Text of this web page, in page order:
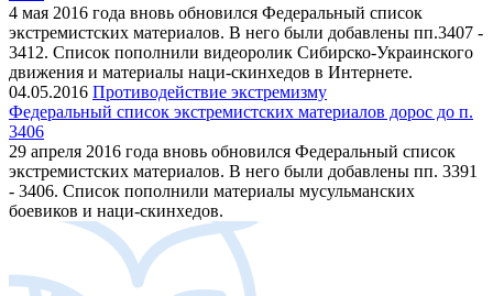
4 мая 2016 года вновь обновился Федеральный список
экстремистских материалов. В него были добавлены пп.3407 -
3412. Список пополнили видеоролик Сибирско-Украинского
движения и материалы наци-скинхедов в Интернете.
04.05.2016 Противодействие экстремизму
Федеральный список экстремистских материалов дорос до п.
3406
29 апреля 2016 года вновь обновился Федеральный список
экстремистских материалов. В него были добавлены пп. 3391
- 3406. Список пополнили материалы мусульманских
боевиков и наци-скинхедов.